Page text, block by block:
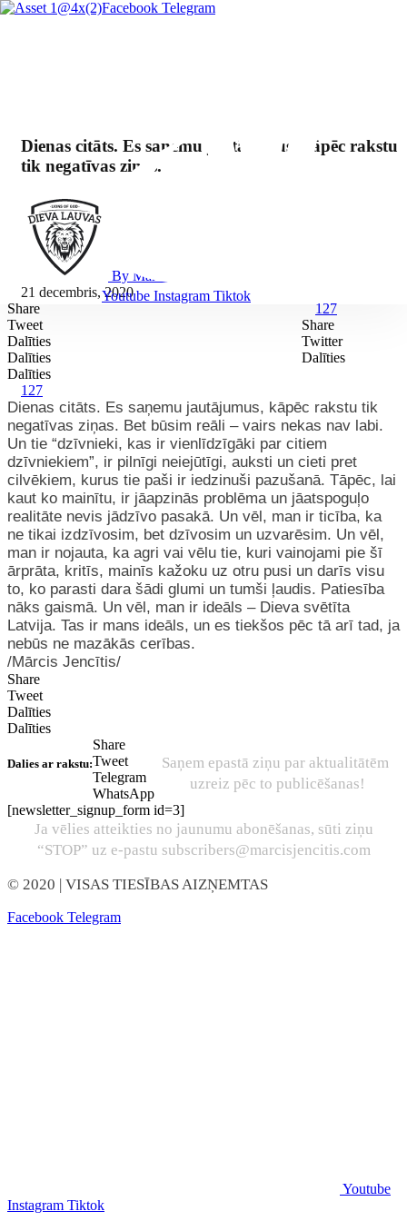
Facebook Telegram
Youtube Instagram Tiktok
Dienas citāts. Es saņemu jautājumus, kāpēc rakstu
tik negatīvas ziņas.
By Mārcis Jencītis
21 decembris, 2020
Share
Tweet
Dalīties
Dalīties
127
Share
Twitter
Dalīties
Dalīties
127
Dienas citāts. Es saņemu jautājumus, kāpēc rakstu tik
negatīvas ziņas. Bet būsim reāli – vairs nekas nav labi.
Un tie “dzīvnieki, kas ir vienlīdzīgāki par citiem
dzīvniekiem”, ir pilnīgi neiejūtīgi, auksti un cieti pret
cilvēkiem, kurus tie paši ir iedzinuši pazušanā. Tāpēc, lai
kaut ko mainītu, ir jāapzinās problēma un jāatspoguļo
realitāte nevis jādzīvo pasakā. Un vēl, man ir ticība, ka
ne tikai izdzīvosim, bet dzīvosim un uzvarēsim. Un vēl,
man ir nojauta, ka agri vai vēlu tie, kuri vainojami pie šī
ārprāta, kritīs, mainīs kažoku uz otru pusi un darīs visu
to, ko parasti dara šādi glumi un tumši ļaudis. Patiesība
nāks gaismā. Un vēl, man ir ideāls – Dieva svētīta
Latvija. Tas ir mans ideāls, un es tiekšos pēc tā arī tad, ja
nebūs ne mazākās cerības.
/Mārcis Jencītis/
Share
Tweet
Dalīties
Dalīties
Dalies ar rakstu:
Share
Tweet
Telegram
WhatsApp
[newsletter_signup_form id=3]
Saņem epastā ziņu par aktualitātēm
uzreiz pēc to publicēšanas!
Ja vēlies atteikties no jaunumu abonēšanas, sūti ziņu
“STOP” uz e-pastu subscribers@marcisjencitis.com
© 2020 | VISAS TIESĪBAS AIZŅEMTAS
Facebook Telegram
Youtube
Instagram Tiktok